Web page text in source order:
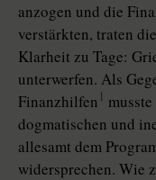
anzogen und die
verstärkten, traten
Klarheit zu Tage:
unterwerfen. Als
Finanzhilfen 1
dogmatischen und
allesamt dem
widersprechen. Wie